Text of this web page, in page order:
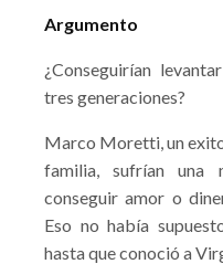
Argumento
¿Conseguirían
tres generaciones?
Marco Moretti, un
familia, sufrían una
conseguir amor o
Eso no había
hasta que conoció a